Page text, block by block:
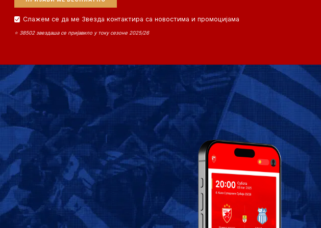
Слажем се да ме Звезда контактира са новостима и промоцијама
⭐ 38502 звездаша се пријавило у току сезоне 2025/26